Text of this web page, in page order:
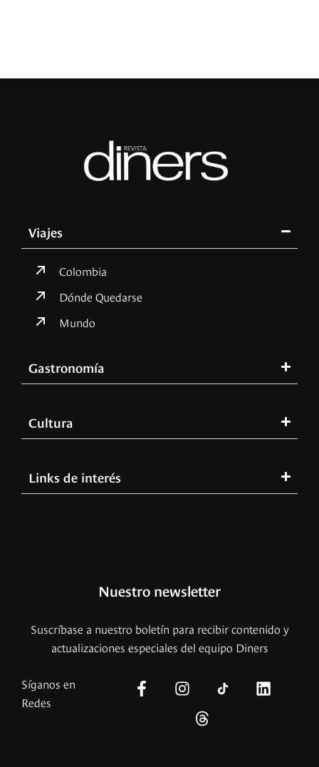
Viajes
Colombia
Dónde Quedarse
Mundo
Gastronomía
Cultura
Links de interés
Nuestro newsletter
Suscríbase a nuestro boletín para recibir contenido y
actualizaciones especiales del equipo Diners
Síganos en
Redes